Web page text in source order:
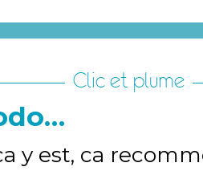
Clic et plume
y est, ca